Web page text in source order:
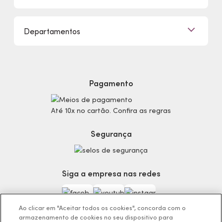
Trabalhe Conosco
Mapa do Site
Preferências de Cookies
Consumidor.gov.br
Código de defesa do consumidor
Trocas e Devoluções
Departamentos
Produtos Masculinos
Teste do Tom de Base
Teste da Fragrância Perfeita
Encontre o Presente Ideal!
Beauty Week
Guia da Beleza Eudora
Pagamento
Até 10x no cartão. Confira as regras
Segurança
Siga a empresa nas redes
Ao clicar em "Aceitar todos os cookies", concorda com o
armazenamento de cookies no seu dispositivo para